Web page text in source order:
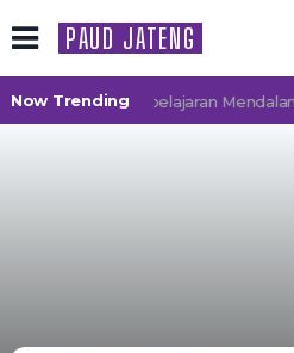
PAUD JATENG
Now Trending
2027 TK Pembelajaran Mendalam